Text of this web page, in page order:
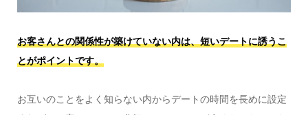
お客さんとの関係性が築けていない内は、短いデートに誘うこ
とがポイントです。
お互いのことをよく知らない内からデートの時間を長めに設定